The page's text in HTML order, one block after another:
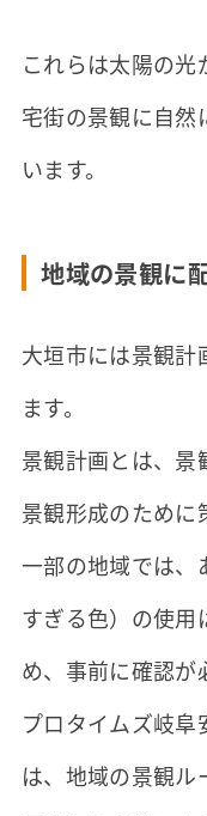
これらは太陽の
宅街の景観に自然
います。
地域の景観に
大垣市には景観計
ます。
景観計画とは、景
景観形成のために
一部の地域では、
すぎる色）の使用
め、事前に確認が
プロタイムズ岐
は、地域の景観ル